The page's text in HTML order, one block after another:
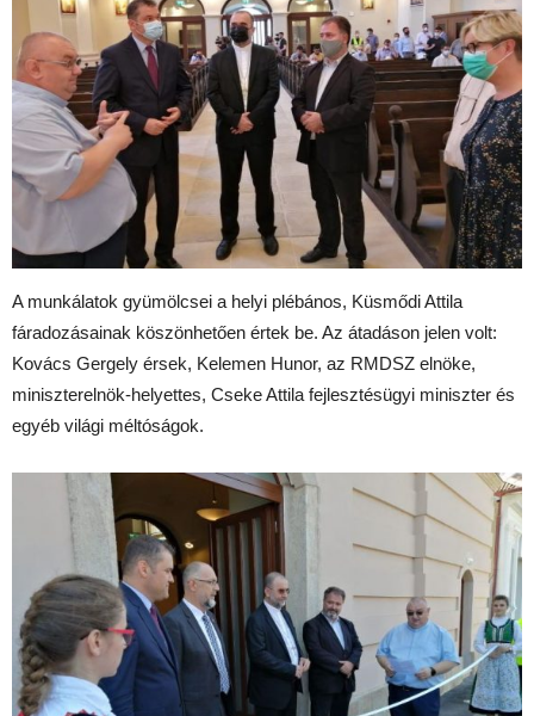
A munkálatok gyümölcsei a helyi plébános, Küsmődi Attila
fáradozásainak köszönhetően értek be. Az átadáson jelen volt:
Kovács Gergely érsek, Kelemen Hunor, az RMDSZ elnöke,
miniszterelnök-helyettes, Cseke Attila fejlesztésügyi miniszter és
egyéb világi méltóságok.